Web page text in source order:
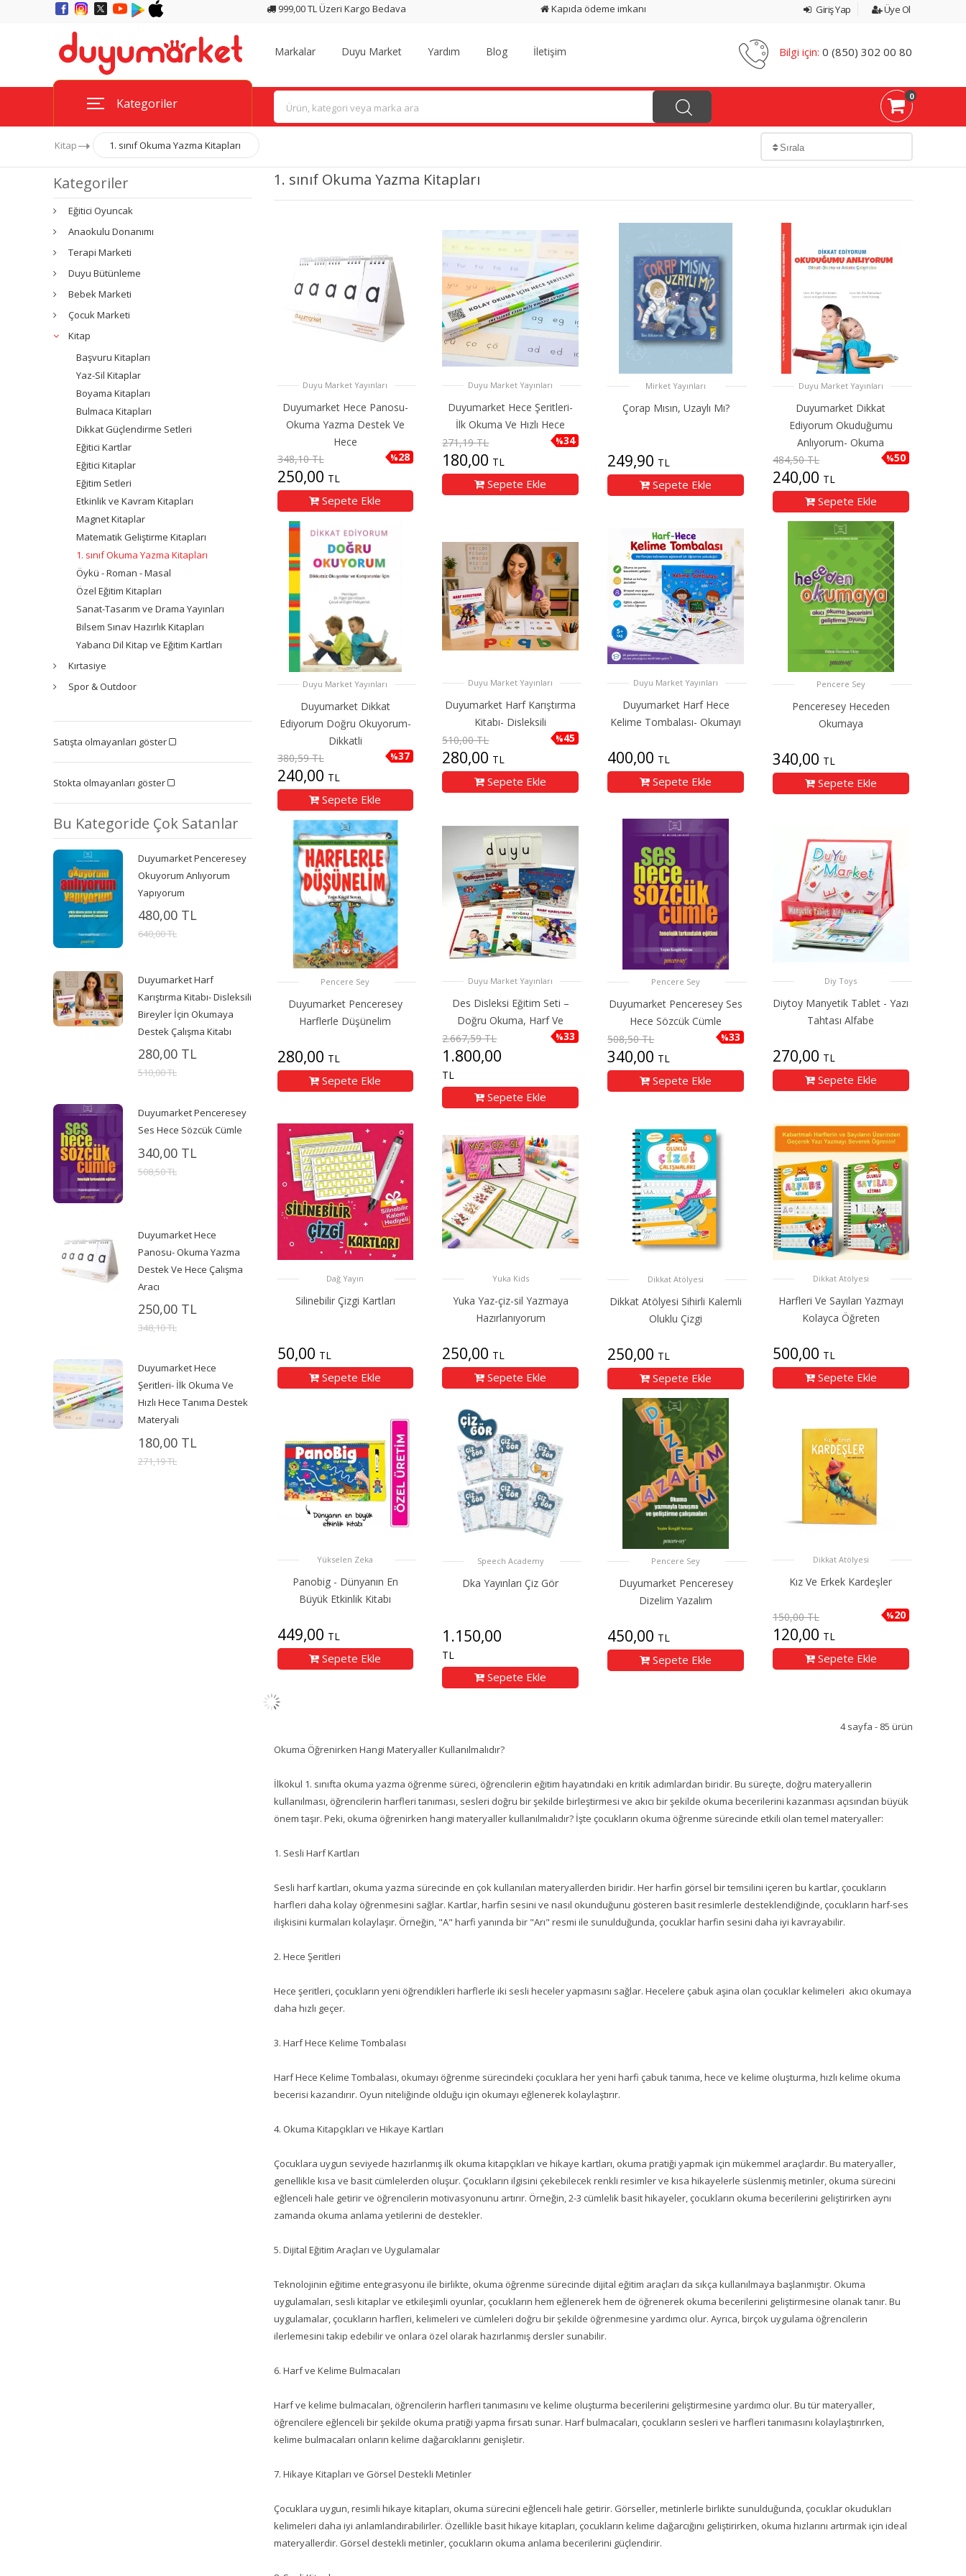
999,00 TL Üzeri Kargo Bedava Kapıda ödeme imkanı Giriş Yap Üye Ol
Markalar Duyu Market Yardım Blog İletişim Bilgi için: 0 (850) 302 00 80
Kategoriler 0
Kitap 1. sınıf Okuma Yazma Kitapları
Kategoriler
Eğitici Oyuncak
Anaokulu Donanımı
Terapi Marketi
Duyu Bütünleme
Bebek Marketi
Çocuk Marketi
Kitap
Başvuru Kitapları
Yaz-Sil Kitaplar
Boyama Kitapları
Bulmaca Kitapları
Dikkat Güçlendirme Setleri
Eğitici Kartlar
Eğitici Kitaplar
Eğitim Setleri
Etkinlik ve Kavram Kitapları
Magnet Kitaplar
Matematik Geliştirme Kitapları
1. sınıf Okuma Yazma Kitapları
Öykü - Roman - Masal
Özel Eğitim Kitapları
Sanat-Tasarım ve Drama Yayınları
Bilsem Sınav Hazırlık Kitapları
Yabancı Dil Kitap ve Eğitim Kartları
Kırtasiye
Spor & Outdoor
Satışta olmayanları göster
Stokta olmayanları göster
Bu Kategoride Çok Satanlar
Duyumarket Penceresey
Okuyorum Anlıyorum
Yapıyorum
480,00 TL
640,00 TL
Duyumarket Harf
Karıştırma Kitabı- Disleksili
Bireyler İçin Okumaya
Destek Çalışma Kitabı
280,00 TL
510,00 TL
Duyumarket Penceresey
Ses Hece Sözcük Cümle
340,00 TL
508,50 TL
Duyumarket Hece
Panosu- Okuma Yazma
Destek Ve Hece Çalışma
Aracı
250,00 TL
348,10 TL
Duyumarket Hece
Şeritleri- İlk Okuma Ve
Hızlı Hece Tanıma Destek
Materyali
180,00 TL
271,19 TL
1. sınıf Okuma Yazma Kitapları
Duyu Market Yayınları
Duyumarket Hece Panosu-
Okuma Yazma Destek Ve
Hece
348,10 TL
250,00 TL
%28
Sepete Ekle
Duyu Market Yayınları
Duyumarket Hece Şeritleri-
İlk Okuma Ve Hızlı Hece
271,19 TL
180,00 TL
%34
Sepete Ekle
Mirket Yayınları
Çorap Mısın, Uzaylı Mı?
249,90 TL
Sepete Ekle
Duyu Market Yayınları
Duyumarket Dikkat
Ediyorum Okuduğumu
Anlıyorum- Okuma
484,50 TL
240,00 TL
%50
Sepete Ekle
Duyu Market Yayınları
Duyumarket Dikkat
Ediyorum Doğru Okuyorum-
Dikkatli
380,59 TL
240,00 TL
%37
Sepete Ekle
Duyu Market Yayınları
Duyumarket Harf Karıştırma
Kitabı- Disleksili
510,00 TL
280,00 TL
%45
Sepete Ekle
Duyu Market Yayınları
Duyumarket Harf Hece
Kelime Tombalası- Okumayı
400,00 TL
Sepete Ekle
Pencere Sey
Penceresey Heceden
Okumaya
340,00 TL
Sepete Ekle
Pencere Sey
Duyumarket Penceresey
Harflerle Düşünelim
280,00 TL
Sepete Ekle
Duyu Market Yayınları
Des Disleksi Eğitim Seti –
Doğru Okuma, Harf Ve
2.667,59 TL
1.800,00
TL
%33
Sepete Ekle
Pencere Sey
Duyumarket Penceresey Ses
Hece Sözcük Cümle
508,50 TL
340,00 TL
%33
Sepete Ekle
Diy Toys
Diytoy Manyetik Tablet - Yazı
Tahtası Alfabe
270,00 TL
Sepete Ekle
Dağ Yayın
Silinebilir Çizgi Kartları
50,00 TL
Sepete Ekle
Yuka Kids
Yuka Yaz-çiz-sil Yazmaya
Hazırlanıyorum
250,00 TL
Sepete Ekle
Dikkat Atölyesi
Dikkat Atölyesi Sihirli Kalemli
Oluklu Çizgi
250,00 TL
Sepete Ekle
Dikkat Atölyesi
Harfleri Ve Sayıları Yazmayı
Kolayca Öğreten
500,00 TL
Sepete Ekle
Yükselen Zeka
Panobig - Dünyanın En
Büyük Etkinlik Kitabı
449,00 TL
Sepete Ekle
Speech Academy
Dka Yayınları Çiz Gör
1.150,00
TL
Sepete Ekle
Pencere Sey
Duyumarket Penceresey
Dizelim Yazalım
450,00 TL
Sepete Ekle
Dikkat Atölyesi
Kız Ve Erkek Kardeşler
150,00 TL
120,00 TL
%20
Sepete Ekle
4 sayfa - 85 ürün
Okuma Öğrenirken Hangi Materyaller Kullanılmalıdır?
İlkokul 1. sınıfta okuma yazma öğrenme süreci, öğrencilerin eğitim hayatındaki en kritik adımlardan biridir. Bu süreçte, doğru materyallerin
kullanılması, öğrencilerin harfleri tanıması, sesleri doğru bir şekilde birleştirmesi ve akıcı bir şekilde okuma becerilerini kazanması açısından büyük
önem taşır. Peki, okuma öğrenirken hangi materyaller kullanılmalıdır? İşte çocukların okuma öğrenme sürecinde etkili olan temel materyaller:
1. Sesli Harf Kartları
Sesli harf kartları, okuma yazma sürecinde en çok kullanılan materyallerden biridir. Her harfin görsel bir temsilini içeren bu kartlar, çocukların
harfleri daha kolay öğrenmesini sağlar. Kartlar, harfin sesini ve nasıl okunduğunu gösteren basit resimlerle desteklendiğinde, çocukların harf-ses
ilişkisini kurmaları kolaylaşır. Örneğin, "A" harfi yanında bir "Arı" resmi ile sunulduğunda, çocuklar harfin sesini daha iyi kavrayabilir.
2. Hece Şeritleri
Hece şeritleri, çocukların yeni öğrendikleri harflerle iki sesli heceler yapmasını sağlar. Hecelere çabuk aşina olan çocuklar kelimeleri akıcı okumaya
daha hızlı geçer.
3. Harf Hece Kelime Tombalası
Harf Hece Kelime Tombalası, okumayı öğrenme sürecindeki çocuklara her yeni harfi çabuk tanıma, hece ve kelime oluşturma, hızlı kelime okuma
becerisi kazandırır. Oyun niteliğinde olduğu için okumayı eğlenerek kolaylaştırır.
4. Okuma Kitapçıkları ve Hikaye Kartları
Çocuklara uygun seviyede hazırlanmış ilk okuma kitapçıkları ve hikaye kartları, okuma pratiği yapmak için mükemmel araçlardır. Bu materyaller,
genellikle kısa ve basit cümlelerden oluşur. Çocukların ilgisini çekebilecek renkli resimler ve kısa hikayelerle süslenmiş metinler, okuma sürecini
eğlenceli hale getirir ve öğrencilerin motivasyonunu artırır. Örneğin, 2-3 cümlelik basit hikayeler, çocukların okuma becerilerini geliştirirken aynı
zamanda okuma anlama yetilerini de destekler.
5. Dijital Eğitim Araçları ve Uygulamalar
Teknolojinin eğitime entegrasyonu ile birlikte, okuma öğrenme sürecinde dijital eğitim araçları da sıkça kullanılmaya başlanmıştır. Okuma
uygulamaları, sesli kitaplar ve etkileşimli oyunlar, çocukların hem eğlenerek hem de öğrenerek okuma becerilerini geliştirmesine olanak tanır. Bu
uygulamalar, çocukların harfleri, kelimeleri ve cümleleri doğru bir şekilde öğrenmesine yardımcı olur. Ayrıca, birçok uygulama öğrencilerin
ilerlemesini takip edebilir ve onlara özel olarak hazırlanmış dersler sunabilir.
6. Harf ve Kelime Bulmacaları
Harf ve kelime bulmacaları, öğrencilerin harfleri tanımasını ve kelime oluşturma becerilerini geliştirmesine yardımcı olur. Bu tür materyaller,
öğrencilere eğlenceli bir şekilde okuma pratiği yapma fırsatı sunar. Harf bulmacaları, çocukların sesleri ve harfleri tanımasını kolaylaştırırken,
kelime bulmacaları onların kelime dağarcıklarını genişletir.
7. Hikaye Kitapları ve Görsel Destekli Metinler
Çocuklara uygun, resimli hikaye kitapları, okuma sürecini eğlenceli hale getirir. Görseller, metinlerle birlikte sunulduğunda, çocuklar okudukları
kelimeleri daha iyi anlamlandırabilirler. Özellikle basit hikaye kitapları, çocukların kelime dağarcığını geliştirirken, okuma hızlarını artırmak için ideal
materyallerdir. Görsel destekli metinler, çocukların okuma anlama becerilerini güçlendirir.